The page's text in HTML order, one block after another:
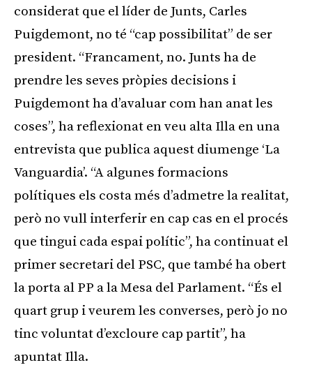
considerat que el líder de Junts, Carles
Puigdemont, no té “cap possibilitat” de ser
president. “Francament, no. Junts ha de
prendre les seves pròpies decisions i
Puigdemont ha d’avaluar com han anat les
coses”, ha reflexionat en veu alta Illa en una
entrevista que publica aquest diumenge ‘La
Vanguardia’. “A algunes formacions
polítiques els costa més d’admetre la realitat,
però no vull interferir en cap cas en el procés
que tingui cada espai polític”, ha continuat el
primer secretari del PSC, que també ha obert
la porta al PP a la Mesa del Parlament. “És el
quart grup i veurem les converses, però jo no
tinc voluntat d’excloure cap partit”, ha
apuntat Illa.